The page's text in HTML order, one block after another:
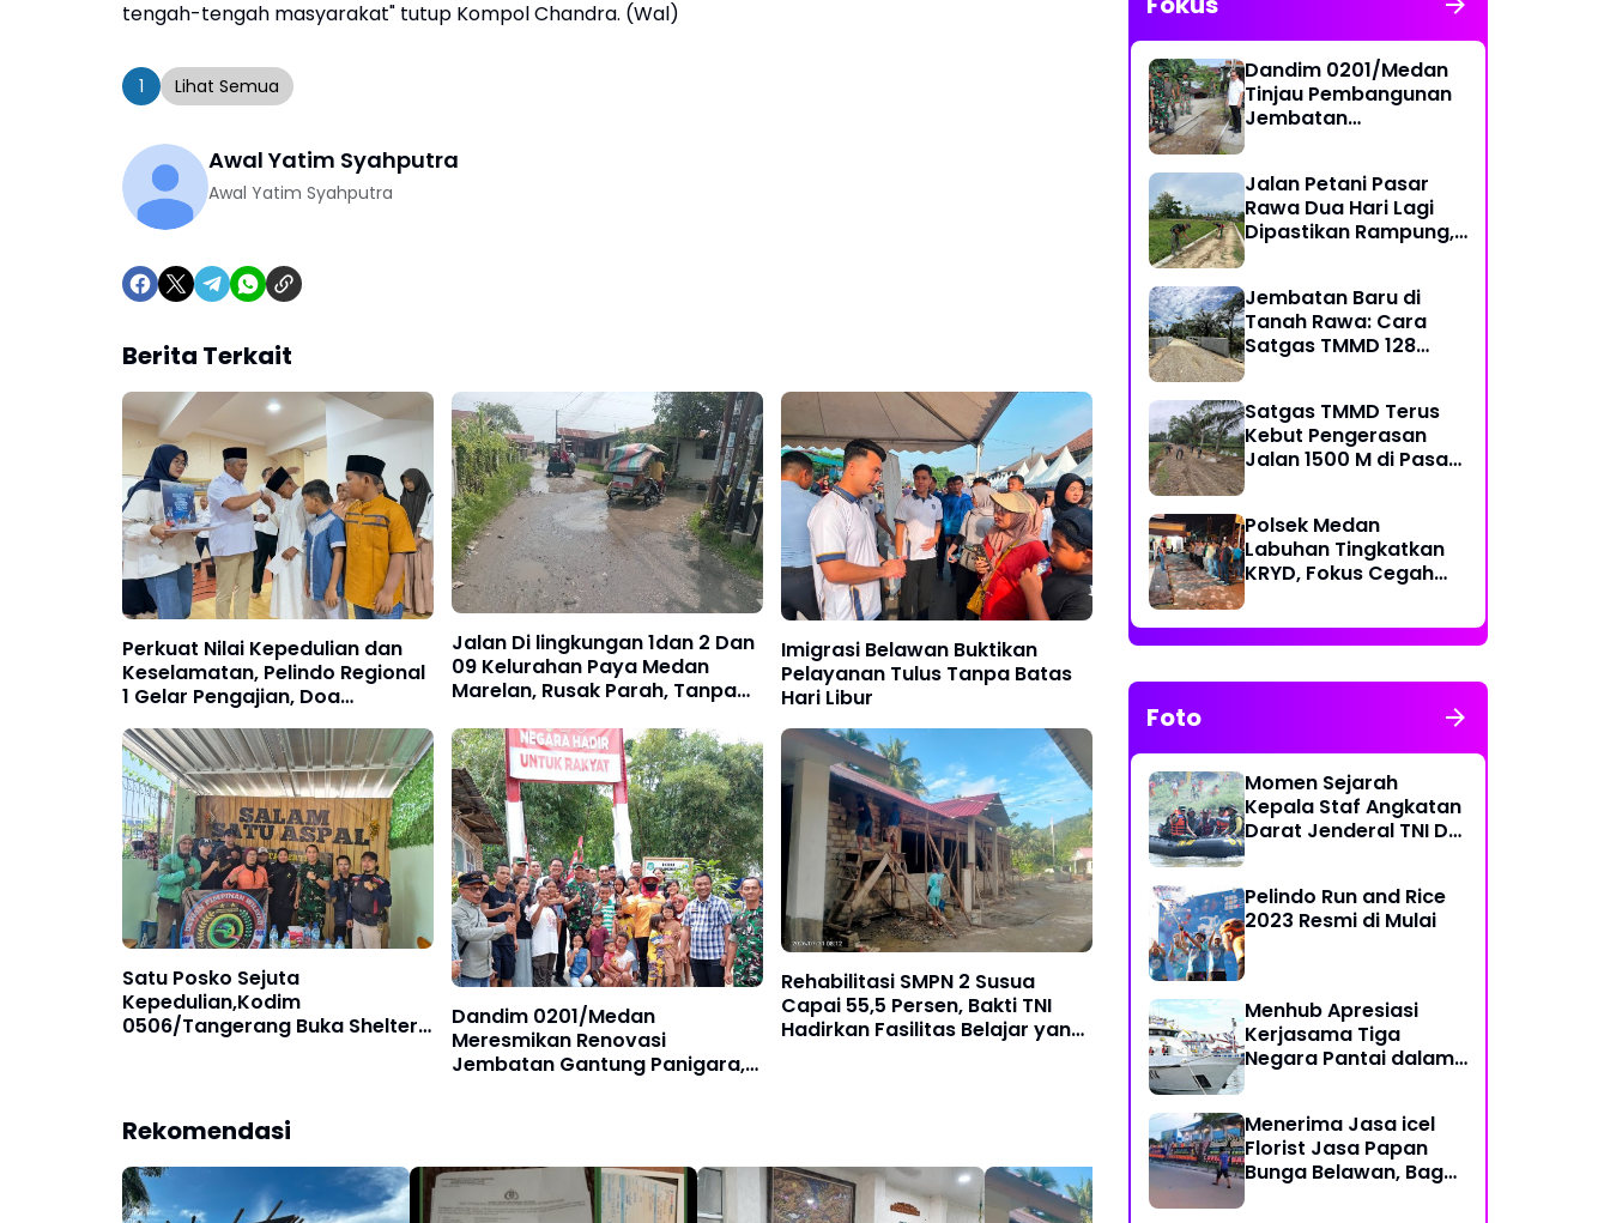
tengah-tengah masyarakat" tutup Kompol Chandra. (Wal)
1 Lihat Semua
Awal Yatim Syahputra
Awal Yatim Syahputra
Berita Terkait
Perkuat Nilai Kepedulian dan
Keselamatan, Pelindo Regional
1 Gelar Pengajian, Doa
Yatim Piatu
Jalan Di lingkungan 1dan 2 Dan
09 Kelurahan Paya Medan
Marelan, Rusak Parah, Tanpa
SDABMBK Kota Medan
Imigrasi Belawan Buktikan
Pelayanan Tulus Tanpa Batas
Hari Libur
Satu Posko Sejuta
Kepedulian,Kodim
0506/Tangerang Buka Shelter
Dandim 0201/Medan
Meresmikan Renovasi
Jembatan Gantung Panigara,
Rehabilitasi SMPN 2 Susua
Capai 55,5 Persen, Bakti TNI
Hadirkan Fasilitas Belajar yang
Rekomendasi
Dandim 0201/Medan
Tinjau Pembangunan
Jembatan
Jalan Petani Pasar
Rawa Dua Hari Lagi
Dipastikan Rampung,
Jembatan Baru di
Tanah Rawa: Cara
Satgas TMMD 128
Satgas TMMD Terus
Kebut Pengerasan
Jalan 1500 M di Pasar
Warga
Polsek Medan
Labuhan Tingkatkan
KRYD, Fokus Cegah
dan Balap Liar
Foto
Momen Sejarah
Kepala Staf Angkatan
Darat Jenderal TNI Dr
Pelindo Run and Rice
2023 Resmi di Mulai
Menhub Apresiasi
Kerjasama Tiga
Negara Pantai dalam
Laut
Menerima Jasa icel
Florist Jasa Papan
Bunga Belawan, Bagus